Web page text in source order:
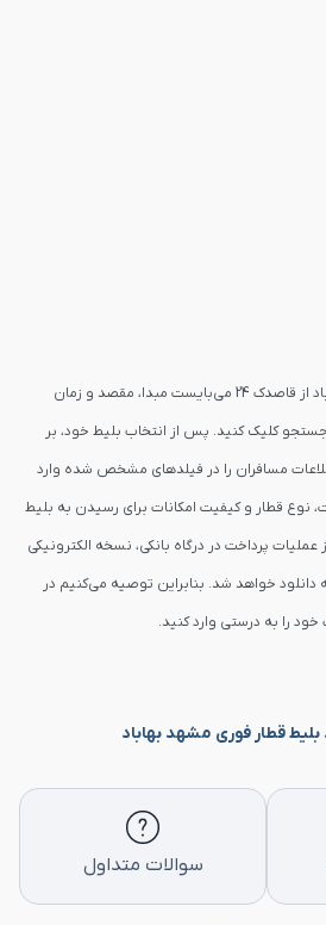
برای خرید بلیط قطار مشهد بهاباد از قاصدک 24 می‌بایست مبدا، مقصد و زمان
جستجو کلیک کنید. پس از انتخاب بلیط خود، بر
مسافران را در فیلدهای مشخص شده وارد
نوع قطار و کیفیت امکانات برای رسیدن به بلیط
پرداخت در درگاه بانکی، نسخه الکترونیکی
دانلود خواهد شد. بنابراین توصیه می‌کنیم در
خود را به درستی وارد کنید.
بلیط قطار فوری مشهد بهاباد
سوالات متداول